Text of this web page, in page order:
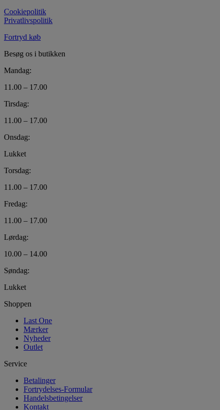
Cookiepolitik
Privatlivspolitik
Fortryd køb
Besøg os i butikken
Mandag:
11.00 – 17.00
Tirsdag:
11.00 – 17.00
Onsdag:
Lukket
Torsdag:
11.00 – 17.00
Fredag:
11.00 – 17.00
Lørdag:
10.00 – 14.00
Søndag:
Lukket
Shoppen
Last One
Mærker
Nyheder
Outlet
Service
Betalinger
Fortrydelses-Formular
Handelsbetingelser
Kontakt